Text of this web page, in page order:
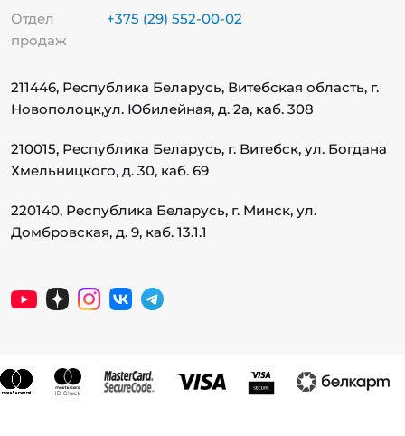
Отдел
продаж
+375 (29) 552-00-02
211446, Республика Беларусь, Витебская область, г.
Новополоцк,ул. Юбилейная, д. 2а, каб. 308
210015, Республика Беларусь, г. Витебск, ул. Богдана
Хмельницкого, д. 30, каб. 69
220140, Республика Беларусь, г. Минск, ул.
Домбровская, д. 9, каб. 13.1.1